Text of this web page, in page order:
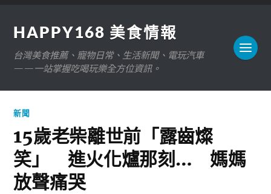
HAPPY168 美食情報
台灣美食推薦、寵物日常、生活新聞、電玩汽車
——一站掌握吃喝玩樂全方位資訊。
新聞
15歲老柴離世前「露齒燦
笑」 進火化爐那刻… 媽媽
放聲痛哭